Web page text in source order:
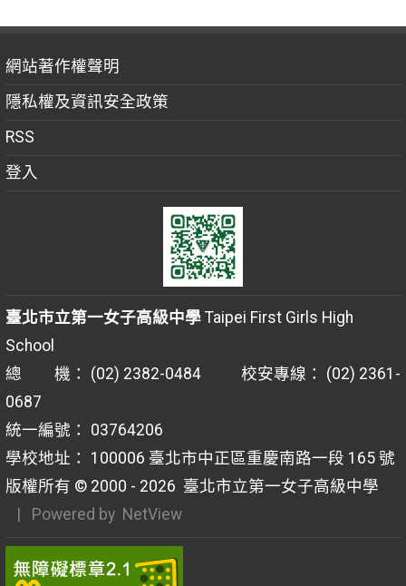
網站著作權聲明
隱私權及資訊安全政策
RSS
登入
臺北市立第一女子高級中學Taipei First Girls High
School
總 機： (02) 2382-0484 校安專線： (02) 2361-
0687
統一編號： 03764206
學校地址： 100006 臺北市中正區重慶南路一段 165 號
版權所有 © 2000 - 2026 臺北市立第一女子高級中學
| Powered by NetView